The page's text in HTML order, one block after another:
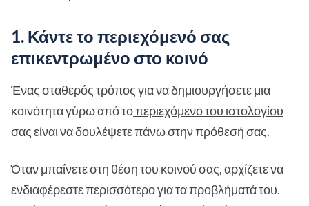
1. Κάντε το περιεχόμενό σας
επικεντρωμένο στο κοινό
Ένας σταθερός τρόπος για να δημιουργήσετε μια
κοινότητα γύρω από τοπεριεχόμενο του ιστολογίου
σας είναι να δουλέψετε πάνω στην πρόθεσή σας.
Όταν μπαίνετε στη θέση του κοινού σας, αρχίζετε να
ενδιαφέρεστε περισσότερο για τα προβλήματά του.